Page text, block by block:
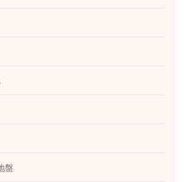
盤